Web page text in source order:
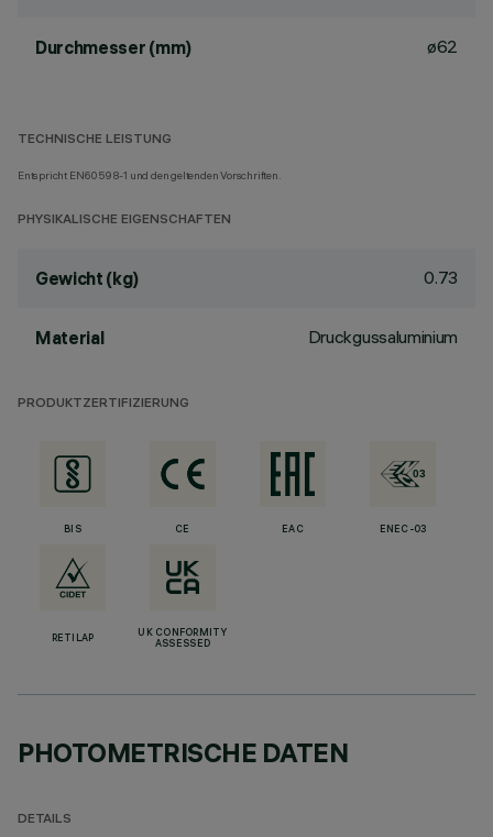
Durchmesser (mm) ø62
TECHNISCHE LEISTUNG
Entspricht EN60598-1 und den geltenden Vorschriften.
PHYSIKALISCHE EIGENSCHAFTEN
Gewicht (kg) 0.73
Material Druckgussaluminium
PRODUKTZERTIFIZIERUNG
BIS CE EAC ENEC-03
RETILAP
UK CONFORMITY
ASSESSED
PHOTOMETRISCHE DATEN
DETAILS